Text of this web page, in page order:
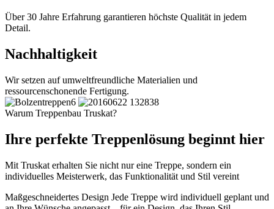
Über 30 Jahre Erfahrung garantieren höchste Qualität in jedem
Detail.
Nachhaltigkeit
Wir setzen auf umweltfreundliche Materialien und
ressourcenschonende Fertigung.
Warum Treppenbau Truskat?
Ihre perfekte Treppenlösung beginnt hier
Mit Truskat erhalten Sie nicht nur eine Treppe, sondern ein
individuelles Meisterwerk, das Funktionalität und Stil vereint
Maßgeschneidertes Design Jede Treppe wird individuell geplant und